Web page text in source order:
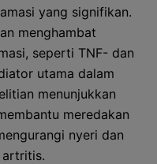
yang signifikan.
menghambat
seperti TNF- dan
utama dalam
menunjukkan
meredakan
nyeri dan
artritis.